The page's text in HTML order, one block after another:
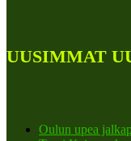
UUSIMMAT
Oulun upea